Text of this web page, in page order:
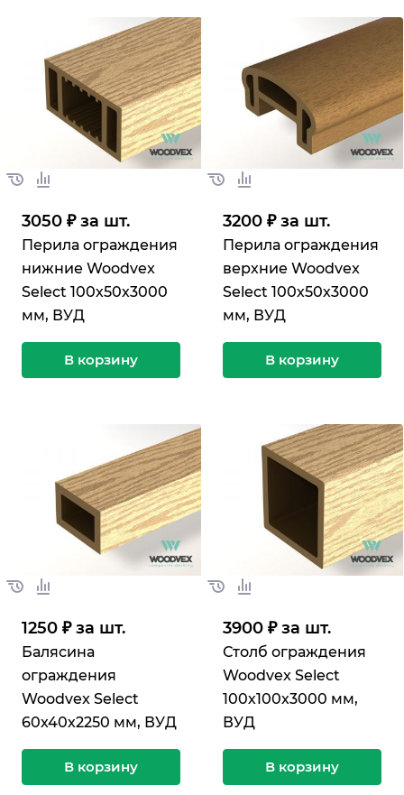
3050 ₽ за шт.
Перила ограждения
нижние Woodvex
Select 100х50х3000
мм, ВУД
В корзину
3200 ₽ за шт.
Перила ограждения
верхние Woodvex
Select 100х50х3000
мм, ВУД
В корзину
1250 ₽ за шт.
Балясина
ограждения
Woodvex Select
60х40х2250 мм, ВУД
В корзину
3900 ₽ за шт.
Столб ограждения
Woodvex Select
100х100х3000 мм,
ВУД
В корзину